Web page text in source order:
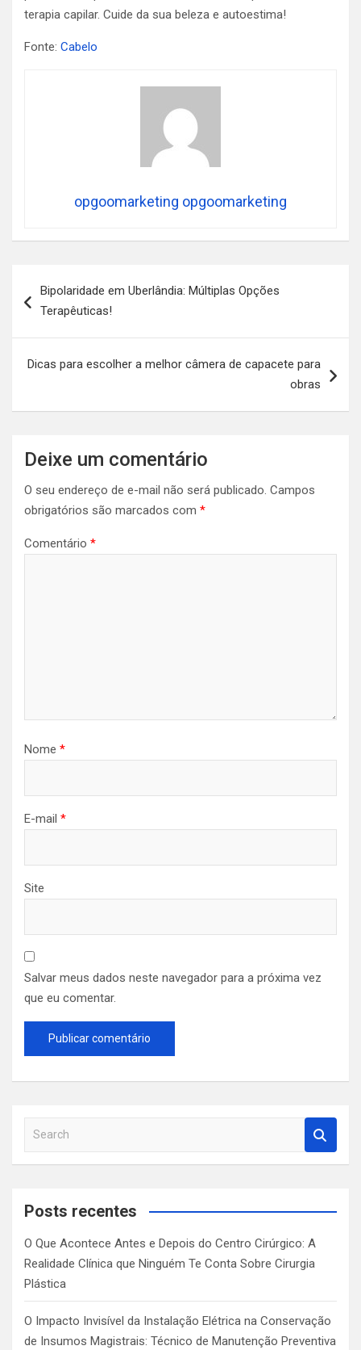
terapia capilar. Cuide da sua beleza e autoestima!
Fonte: Cabelo
opgoomarketing opgoomarketing
de
Bipolaridade em Uberlândia: Múltiplas Opções
Terapêuticas!
Dicas para escolher a melhor câmera de capacete para
obras
Deixe um comentário
O seu endereço de e-mail não será publicado. Campos
obrigatórios são marcados com *
Comentário *
Nome *
E-mail *
Site
Salvar meus dados neste navegador para a próxima vez
que eu comentar.
a
c
Posts recentes
O Que Acontece Antes e Depois do Centro Cirúrgico: A
Realidade Clínica que Ninguém Te Conta Sobre Cirurgia
Plástica
O Impacto Invisível da Instalação Elétrica na Conservação
de Insumos Magistrais: Técnico de Manutenção Preventiva